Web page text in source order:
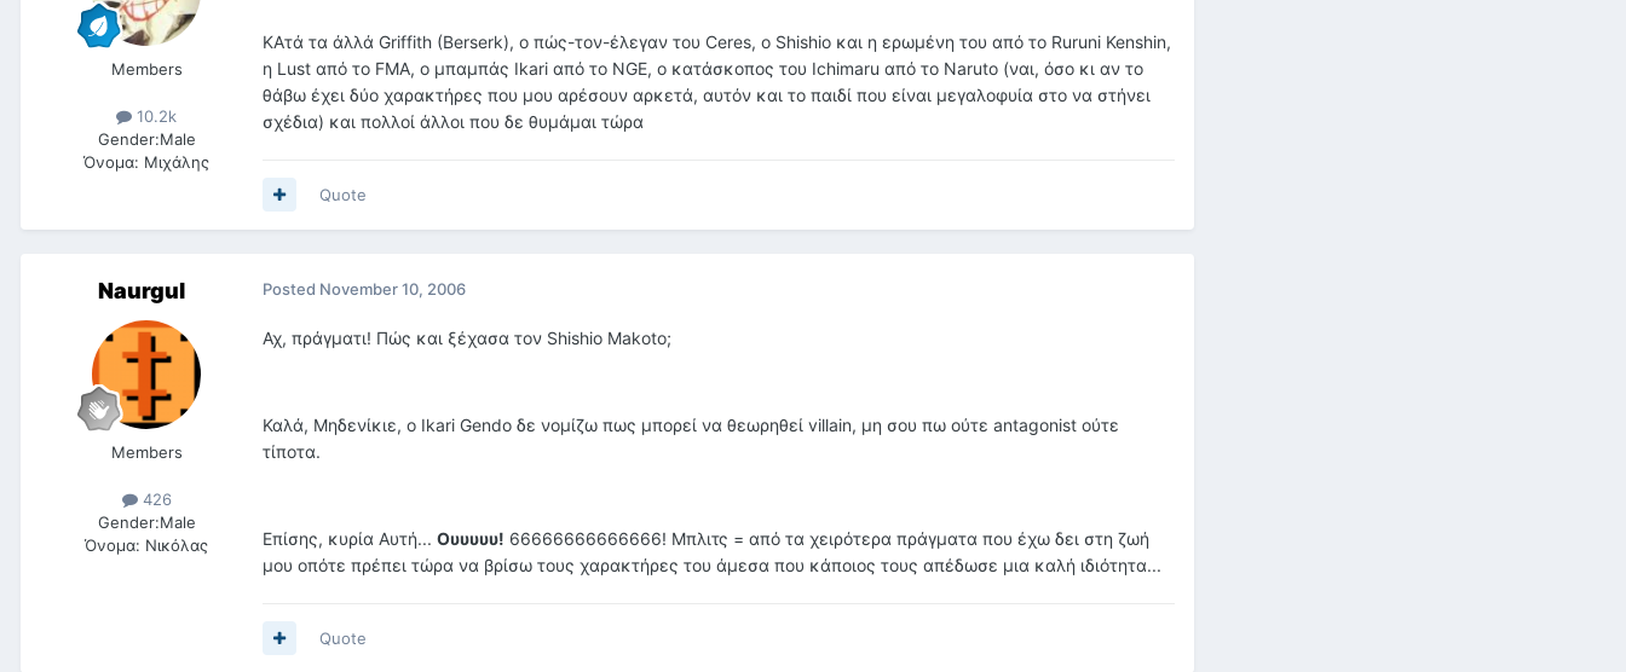
Members
10.2k
Gender:Male
Όνομα: Μιχάλης
ΚΑτά τα άλλά Griffith (Berserk), o πώς-τον-έλεγαν του Ceres, ο Shishio και η ερωμένη του από το Ruruni Kenshin,
η Lust από το FMA, o μπαμπάς Ikari από το NGE, o κατάσκοπος του Ichimaru από το Naruto (ναι, όσο κι αν το
θάβω έχει δύο χαρακτήρες που μου αρέσουν αρκετά, αυτόν και το παιδί που είναι μεγαλοφυία στο να στήνει
σχέδια) και πολλοί άλλοι που δε θυμάμαι τώρα
Quote
Naurgul
Members
426
Gender:Male
Όνομα: Νικόλας
Posted November 10, 2006
Αχ, πράγματι! Πώς και ξέχασα τον Shishio Makoto;
Καλά, Μηδενίκιε, ο Ikari Gendo δε νομίζω πως μπορεί να θεωρηθεί villain, μη σου πω ούτε antagonist ούτε
τίποτα.
Επίσης, κυρία Αυτή... Ουυυυυ! 66666666666666! Μπλιτς = από τα χειρότερα πράγματα που έχω δει στη ζωή
μου οπότε πρέπει τώρα να βρίσω τους χαρακτήρες του άμεσα που κάποιος τους απέδωσε μια καλή ιδιότητα...
Quote